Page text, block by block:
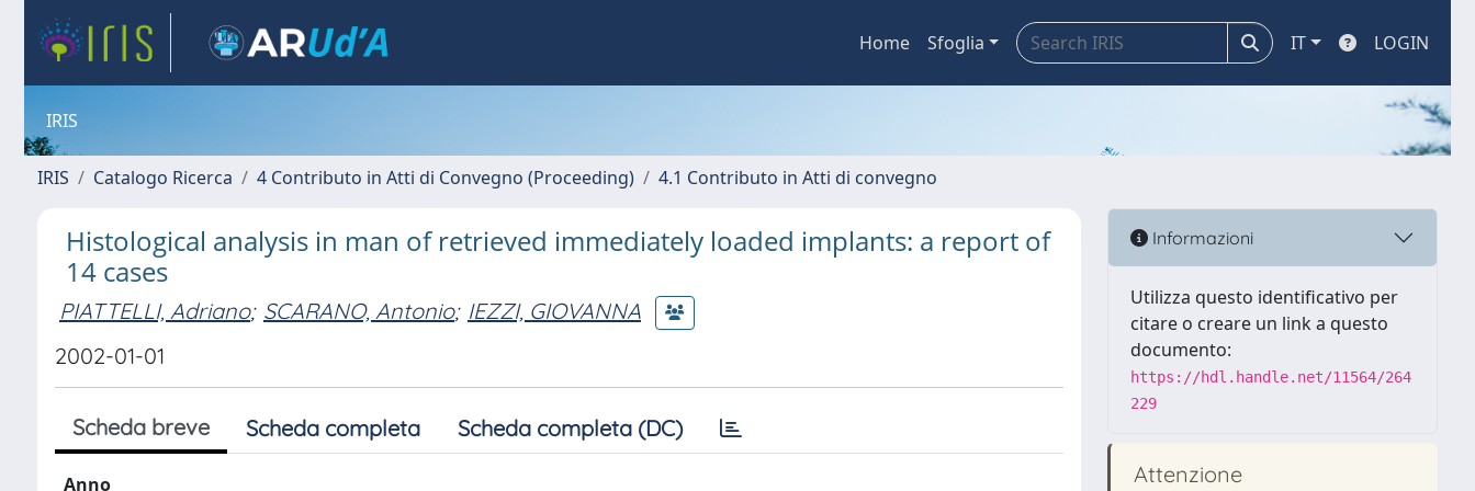
Home Sfoglia IT LOGIN
IRIS
IRIS Catalogo Ricerca 4 Contributo in Atti di Convegno (Proceeding) 4.1 Contributo in Atti di convegno
Histological analysis in man of retrieved immediately loaded implants: a report of
14 cases
PIATTELLI, Adriano; SCARANO, Antonio; IEZZI, GIOVANNA
2002-01-01
Scheda breve Scheda completa Scheda completa (DC)
Anno
Informazioni
Utilizza questo identificativo per
citare o creare un link a questo
documento:
https://hdl.handle.net/11564/264
229
Attenzione